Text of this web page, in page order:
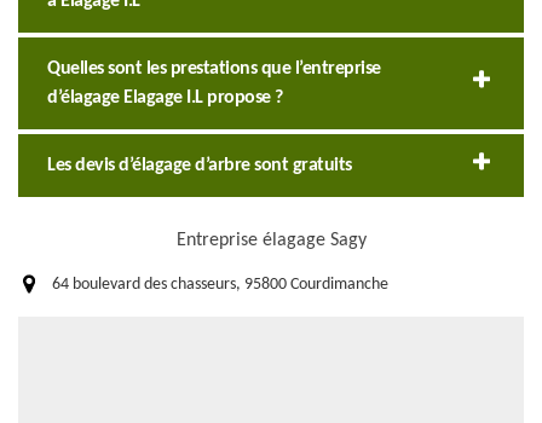
Quelles sont les prestations que l’entreprise
d’élagage Elagage I.L propose ?
Les devis d’élagage d’arbre sont gratuits
Entreprise élagage Sagy
64 boulevard des chasseurs, 95800 Courdimanche